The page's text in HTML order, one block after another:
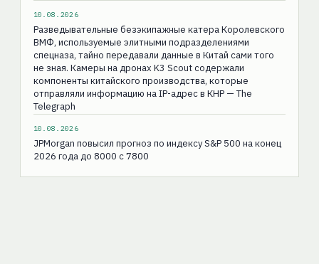
10.08.2026
Разведывательные безэкипажные катера Королевского
ВМФ, используемые элитными подразделениями
спецназа, тайно передавали данные в Китай сами того
не зная. Камеры на дронах K3 Scout содержали
компоненты китайского производства, которые
отправляли информацию на IP-адрес в КНР — The
Telegraph
10.08.2026
JPMorgan повысил прогноз по индексу S&P 500 на конец
2026 года до 8000 с 7800